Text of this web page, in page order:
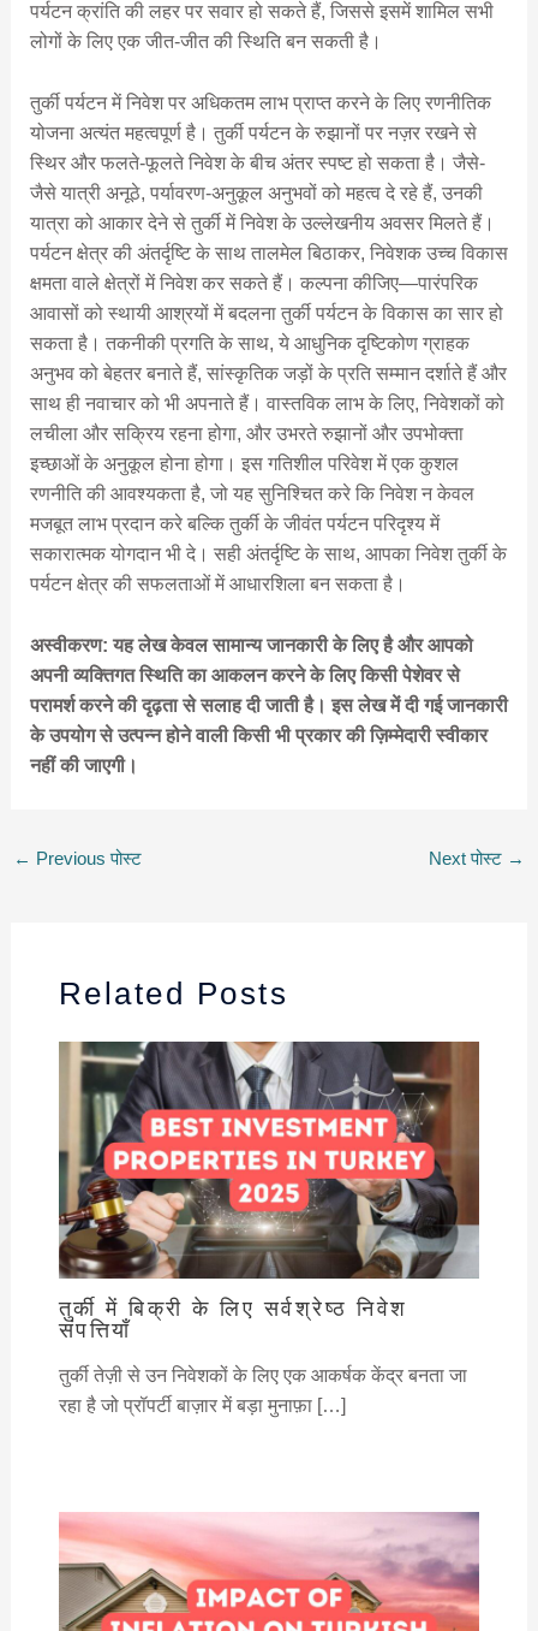
पर्यटन क्रांति की लहर पर सवार हो सकते हैं, जिससे इसमें शामिल सभी
लोगों के लिए एक जीत-जीत की स्थिति बन सकती है।
तुर्की पर्यटन में निवेश पर अधिकतम लाभ प्राप्त करने के लिए रणनीतिक
योजना अत्यंत महत्वपूर्ण है। तुर्की पर्यटन के रुझानों पर नज़र रखने से
स्थिर और फलते-फूलते निवेश के बीच अंतर स्पष्ट हो सकता है। जैसे-
जैसे यात्री अनूठे, पर्यावरण-अनुकूल अनुभवों को महत्व दे रहे हैं, उनकी
यात्रा को आकार देने से तुर्की में निवेश के उल्लेखनीय अवसर मिलते हैं।
पर्यटन क्षेत्र की अंतर्दृष्टि के साथ तालमेल बिठाकर, निवेशक उच्च विकास
क्षमता वाले क्षेत्रों में निवेश कर सकते हैं। कल्पना कीजिए—पारंपरिक
आवासों को स्थायी आश्रयों में बदलना तुर्की पर्यटन के विकास का सार हो
सकता है। तकनीकी प्रगति के साथ, ये आधुनिक दृष्टिकोण ग्राहक
अनुभव को बेहतर बनाते हैं, सांस्कृतिक जड़ों के प्रति सम्मान दर्शाते हैं और
साथ ही नवाचार को भी अपनाते हैं। वास्तविक लाभ के लिए, निवेशकों को
लचीला और सक्रिय रहना होगा, और उभरते रुझानों और उपभोक्ता
इच्छाओं के अनुकूल होना होगा। इस गतिशील परिवेश में एक कुशल
रणनीति की आवश्यकता है, जो यह सुनिश्चित करे कि निवेश न केवल
मजबूत लाभ प्रदान करे बल्कि तुर्की के जीवंत पर्यटन परिदृश्य में
सकारात्मक योगदान भी दे। सही अंतर्दृष्टि के साथ, आपका निवेश तुर्की के
पर्यटन क्षेत्र की सफलताओं में आधारशिला बन सकता है।
अस्वीकरण: यह लेख केवल सामान्य जानकारी के लिए है और आपको
अपनी व्यक्तिगत स्थिति का आकलन करने के लिए किसी पेशेवर से
परामर्श करने की दृढ़ता से सलाह दी जाती है। इस लेख में दी गई जानकारी
के उपयोग से उत्पन्न होने वाली किसी भी प्रकार की ज़िम्मेदारी स्वीकार
नहीं की जाएगी।
← Previous पोस्ट Next पोस्ट →
Related Posts
तुर्की में बिक्री के लिए सर्वश्रेष्ठ निवेश
संपत्तियाँ
तुर्की तेज़ी से उन निवेशकों के लिए एक आकर्षक केंद्र बनता जा
रहा है जो प्रॉपर्टी बाज़ार में बड़ा मुनाफ़ा […]